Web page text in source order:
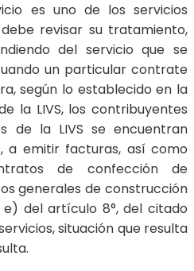
es uno de los servicios
revisar su tratamiento,
del servicio que se
un particular contrate
según lo establecido en la
la LIVS, los contribuyentes
de la LIVS se encuentran
a emitir facturas, así como
de confección de
generales de construcción
del artículo 8°, del citado
situación que resulta